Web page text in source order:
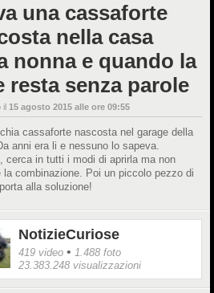
una cassaforte
nella casa
nonna e quando la
resta senza parole
il 15 agosto 2015 alle ore 09:55
cassaforte nascosta nel garage della
anni era li e nessuno lo sapeva.
cerca in tutti i modi di aprirla ma non
la combinazione. Poi un piccolo pezzo di
alla soluzione!
NotizieCuriose
419 video • 1.488 foto
23.383.248 visualizzazioni